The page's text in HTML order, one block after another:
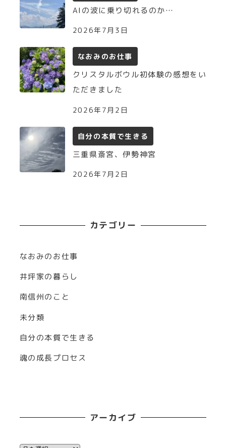
AIの波に乗り切れるのか…
2026年7月3日
なおみのお仕事
クリスタルボウル初体験の感想をい
ただきました
2026年7月2日
自分の本質で生きる
三重県斎宮、伊勢神宮
2026年7月2日
カテゴリー
なおみのお仕事
井坪家の暮らし
南信州のこと
未分類
自分の本質で生きる
魂の成長プロセス
アーカイブ